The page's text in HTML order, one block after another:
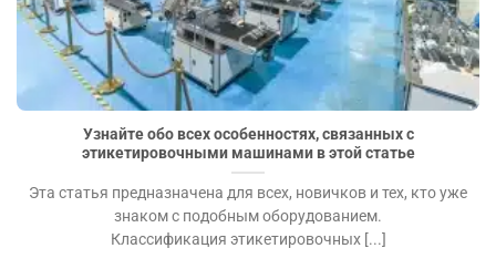
Узнайте обо всех особенностях, связанных с
этикетировочными машинами в этой статье
Эта статья предназначена для всех, новичков и тех, кто уже
знаком с подобным оборудованием.
Классификация этикетировочных [...]